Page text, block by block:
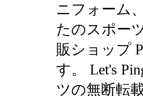
ニフォーム
たのスポー
販ショップ
す。 Let's
ツの無断転